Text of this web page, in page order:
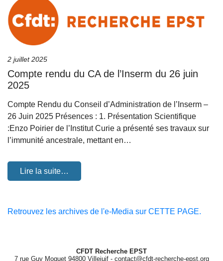
2 juillet 2025
Compte rendu du CA de l’Inserm du 26 juin
2025
Compte Rendu du Conseil d’Administration de l’Inserm –
26 Juin 2025 Présences : 1. Présentation Scientifique
:Enzo Poirier de l’Institut Curie a présenté ses travaux sur
l’immunité ancestrale, mettant en…
Lire la suite…
Retrouvez les archives de l'e-Media sur CETTE PAGE.
CFDT Recherche EPST
7 rue Guy Moquet 94800 Villejuif - contact@cfdt-recherche-epst.org